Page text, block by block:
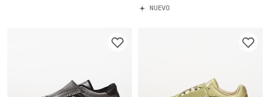
NUEVO